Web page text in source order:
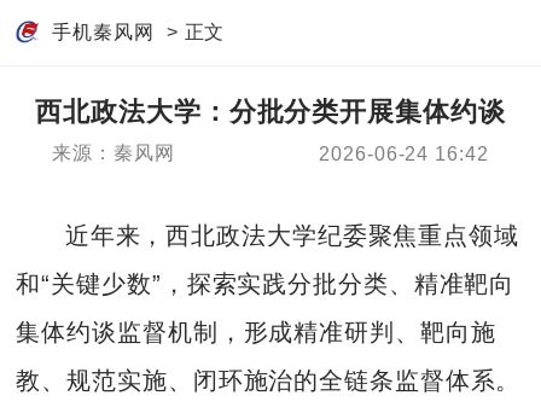
手机秦风网 > 正文
西北政法大学：分批分类开展集体约谈
来源：秦风网 2026-06-24 16:42
近年来，西北政法大学纪委聚焦重点领域
和“关键少数”，探索实践分批分类、精准靶向
集体约谈监督机制，形成精准研判、靶向施
教、规范实施、闭环施治的全链条监督体系。